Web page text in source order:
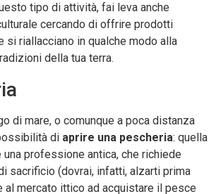
tipo di attività, fai leva anche
cercando di offrire prodotti
si riallacciano in qualche modo alla
della tua terra.
di mare, o comunque a poca distanza
di aprire una pescheria: quella
professione antica, che richiede
sacrificio (dovrai, infatti, alzarti prima
al mercato ittico ad acquistare il pesce